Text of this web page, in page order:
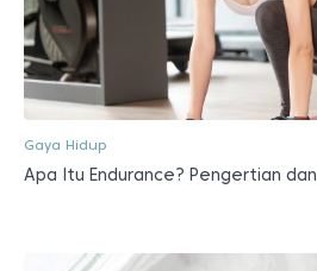
Gaya Hidup
Apa Itu Endurance? Pengertian